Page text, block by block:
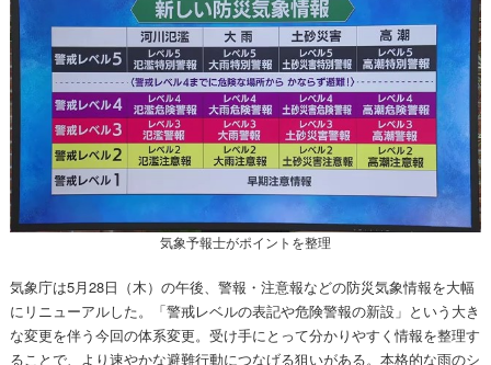
気象予報士がポイントを整理
気象庁は5月28日（木）の午後、警報・注意報などの防災気象情報を大幅
にリニューアルした。「警戒レベルの表記や危険警報の新設」という大き
な変更を伴う今回の体系変更。受け手にとって分かりやすく情報を整理す
ることで、より速やかな避難行動につなげる狙いがある。本格的な雨のシ